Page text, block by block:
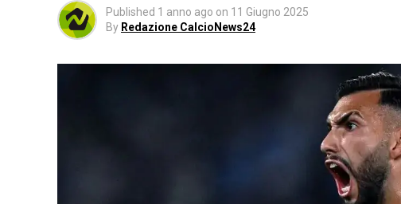
Published 1 anno ago on 11 Giugno 2025
By Redazione CalcioNews24